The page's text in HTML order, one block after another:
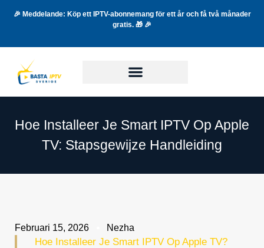
🎉 Meddelande: Köp ett IPTV-abonnemang för ett år och få två månader
gratis. 🎁 🎉
Hoe Installeer Je Smart IPTV Op Apple
TV: Stapsgewijze Handleiding
Februari 15, 2026 Nezha
Hoe Installeer Je Smart IPTV Op Apple TV?